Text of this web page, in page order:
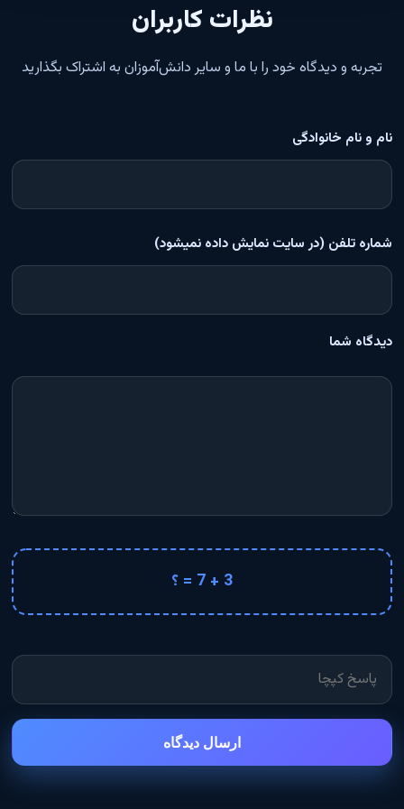
نظرات کاربران
تجربه و دیدگاه خود را با ما و سایر دانش‌آموزان به اشتراک بگذارید
نام و نام خانوادگی
شماره تلفن (در سایت نمایش داده نمیشود)
دیدگاه شما
3 + 7 = ؟
ارسال دیدگاه